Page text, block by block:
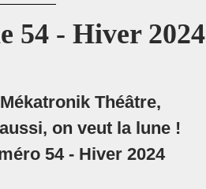
54 - Hiver 2024
Théâtre,
on veut la lune !
54 - Hiver 2024